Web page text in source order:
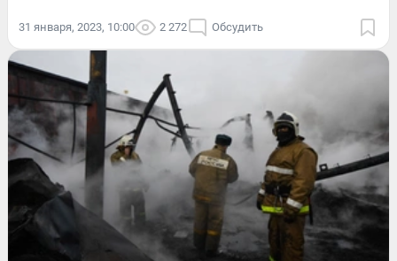
31 января, 2023, 10:00 2 272 Обсудить